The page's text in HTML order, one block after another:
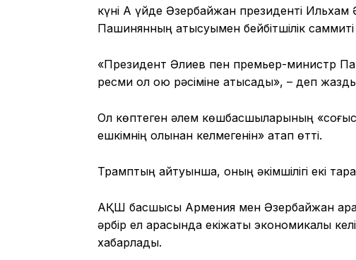
күні Ақ үйде Әзербайжан президенті
Пашинянның қатысуымен бейбітшілік саммиті
«Президент Әлиев пен премьер-министр
ресми қол қою рәсіміне қатысады», – деп
Ол көптеген әлем көшбасшыларының
ешкімнің қолынан келмегенін» атап өтті.
Трамптың айтуынша, оның әкімшілігі екі
АҚШ басшысы Армения мен Әзербайжан
әрбір ел арасында екіжақты экономикалық
хабарлады.